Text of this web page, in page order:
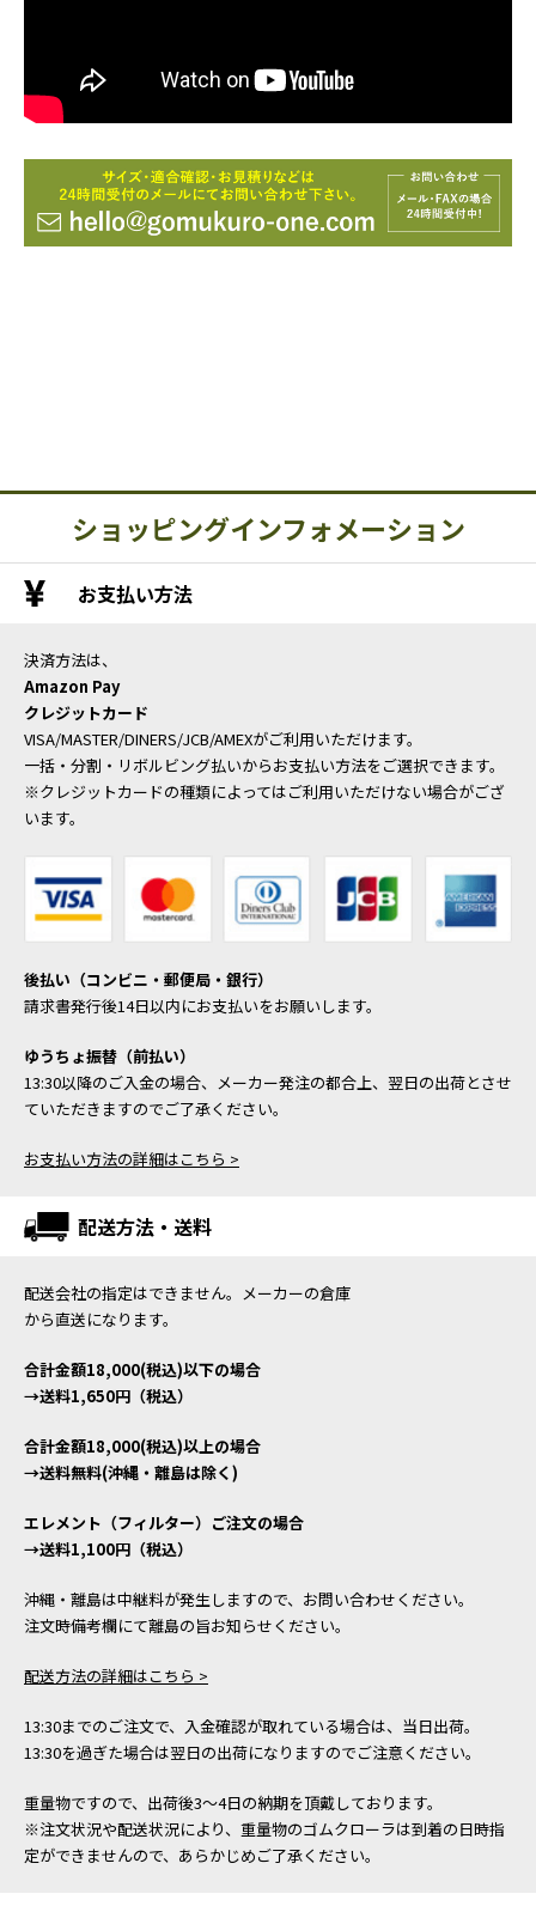
ショッピングインフォメーション
お支払い方法
決済方法は、
Amazon Pay
クレジットカード
VISA/MASTER/DINERS/JCB/AMEXがご利用いただけます。
一括・分割・リボルビング払いからお支払い方法をご選択できます。
※クレジットカードの種類によってはご利用いただけない場合がござ
います。
後払い（コンビニ・郵便局・銀行）
請求書発行後14日以内にお支払いをお願いします。
ゆうちょ振替（前払い）
13:30以降のご入金の場合、メーカー発注の都合上、翌日の出荷とさせ
ていただきますのでご了承ください。
お支払い方法の詳細はこちら >
配送方法・送料
配送会社の指定はできません。メーカーの倉庫
から直送になります。
合計金額18,000(税込)以下の場合
→送料1,650円（税込）
合計金額18,000(税込)以上の場合
→送料無料(沖縄・離島は除く)
エレメント（フィルター）ご注文の場合
→送料1,100円（税込）
沖縄・離島は中継料が発生しますので、お問い合わせください。
注文時備考欄にて離島の旨お知らせください。
配送方法の詳細はこちら >
13:30までのご注文で、入金確認が取れている場合は、当日出荷。
13:30を過ぎた場合は翌日の出荷になりますのでご注意ください。
重量物ですので、出荷後3～4日の納期を頂戴しております。
※注文状況や配送状況により、重量物のゴムクローラは到着の日時指
定ができませんので、あらかじめご了承ください。